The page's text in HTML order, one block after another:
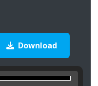
Download